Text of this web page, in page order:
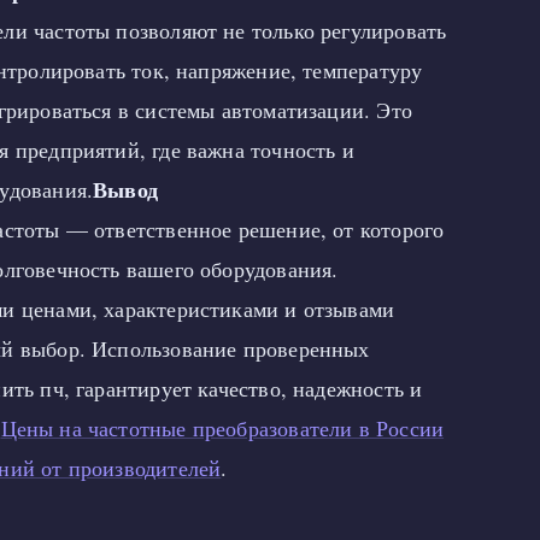
частоты позволяют не только регулировать
ток, напряжение, температуру
в системы автоматизации. Это
где важна точность и
Вывод
— ответственное решение, от которого
вашего оборудования.
ценами, характеристиками и отзывами
выбор. Использование проверенных
пч, гарантирует качество, надежность и
Цены на частотные преобразователи в России
от производителей.